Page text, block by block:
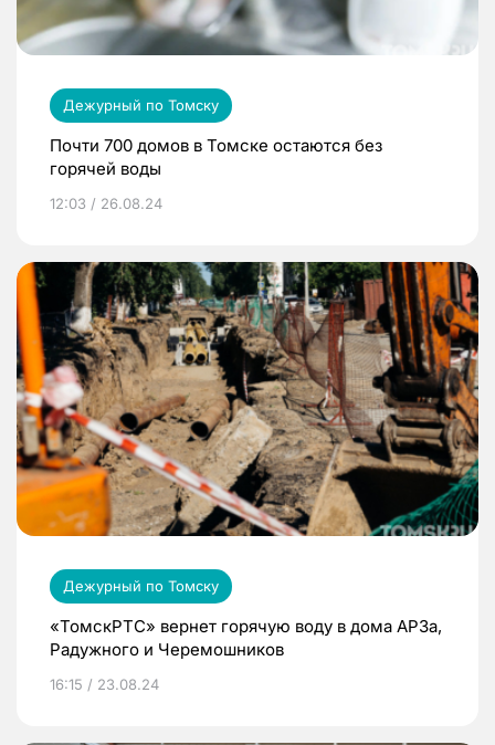
Дежурный по Томску
Почти 700 домов в Томске остаются без
горячей воды
12:03 / 26.08.24
Дежурный по Томску
«ТомскРТС» вернет горячую воду в дома АРЗа,
Радужного и Черемошников
16:15 / 23.08.24